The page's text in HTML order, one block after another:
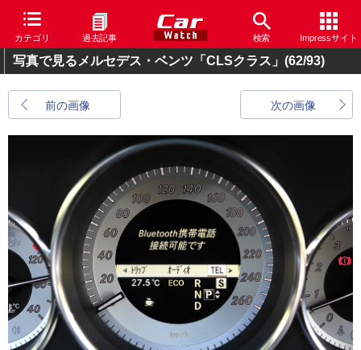
カテゴリ 過去記事 検索 Impressサイト
写真で見るメルセデス・ベンツ「CLSクラス」 (62/93)
前の画像 次の画像